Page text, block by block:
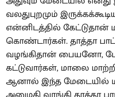
வலதுபுறமும்
என்னிடத்தில்
கொண்டார்கள். தாத்தா
வழங்கிதான் பையனோ,
கட்டுவார்கள், மாலை
ஆனால் இந்த மேடையில்